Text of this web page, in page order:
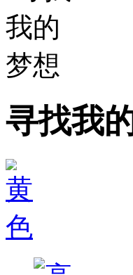
寻找我